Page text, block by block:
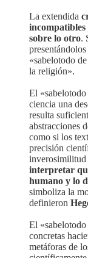
La extendida
incompatibles
sobre lo otro.
«sabelotodo
la religión».
El
ciencia una
resulta
abstracciones
como si los
precisión
inverosimilitud
interpretar
humano y lo
simboliza la
definieron
El
concretas
metáforas de